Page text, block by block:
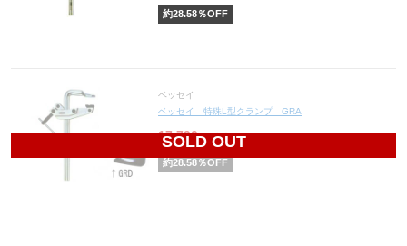
約28.58％OFF
SOLD OUT
ベッセイ
ベッセイ 特殊L型クランプ GRA
17,790円(税込19,569円)
約28.58％OFF